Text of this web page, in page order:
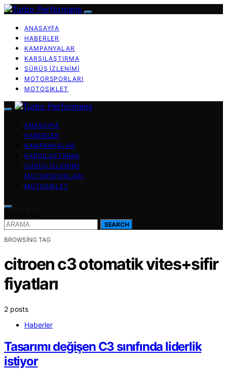
ANASAYFA
HABERLER
KAMPANYALAR
KARŞILAŞTIRMA
SÜRÜŞ İZLENIMI
MOTORSPORLARI
MOTOSIKLET
ANASAYFA
HABERLER
KAMPANYALAR
KARŞILAŞTIRMA
SÜRÜŞ İZLENIMI
MOTORSPORLARI
MOTOSIKLET
SEARCH
BROWSING TAG
citroen c3 otomatik vites+sifir
fiyatları
2 posts
Haberler
Tasarımı değişen C3 sınıfında liderlik
istiyor